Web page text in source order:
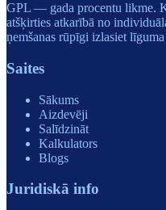
GPL — gada procentu likme.
atšķirties atkarībā no
ņemšanas rūpīgi izlasiet
Saites
Sākums
Aizdevēji
Salīdzināt
Kalkulators
Blogs
Juridiskā info